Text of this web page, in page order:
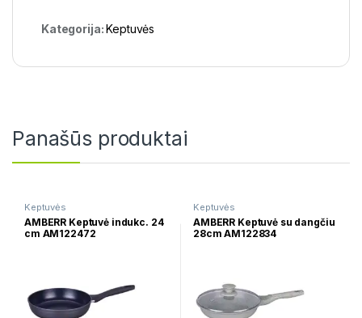
Kategorija:Keptuvės
Panašūs produktai
Keptuvės
AMBERR Keptuvė indukc. 24
cm AM122472
Keptuvės
AMBERR Keptuvė su dangčiu
28cm AM122834